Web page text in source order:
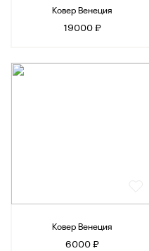
Ковер Венеция
19000 ₽
Ковер Венеция
6000 ₽